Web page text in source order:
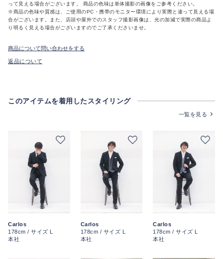
って見える場合がございます。 商品の色味は単体撮影の画像をご参考ください。
※商品の色味や質感は、ご使用のPC・携帯のモニター環境により実際と違って見える場
合がございます。また、店頭や屋外でのスタッフ撮影画像は、光の加減で実際の商品よ
り明るく見える場合がございますのでご了承くださいませ。
商品について問い合わせをする
返品について
このアイテムを着用したスタイリング
一覧を見る
Carlos
178cm / サイズ L
本社
Carlos
178cm / サイズ L
本社
Carlos
178cm / サイズ L
本社